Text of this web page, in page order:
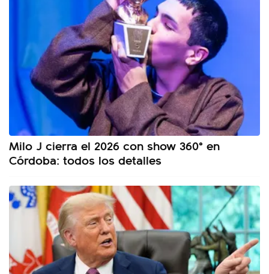
Milo J cierra el 2026 con show 360° en
Córdoba: todos los detalles